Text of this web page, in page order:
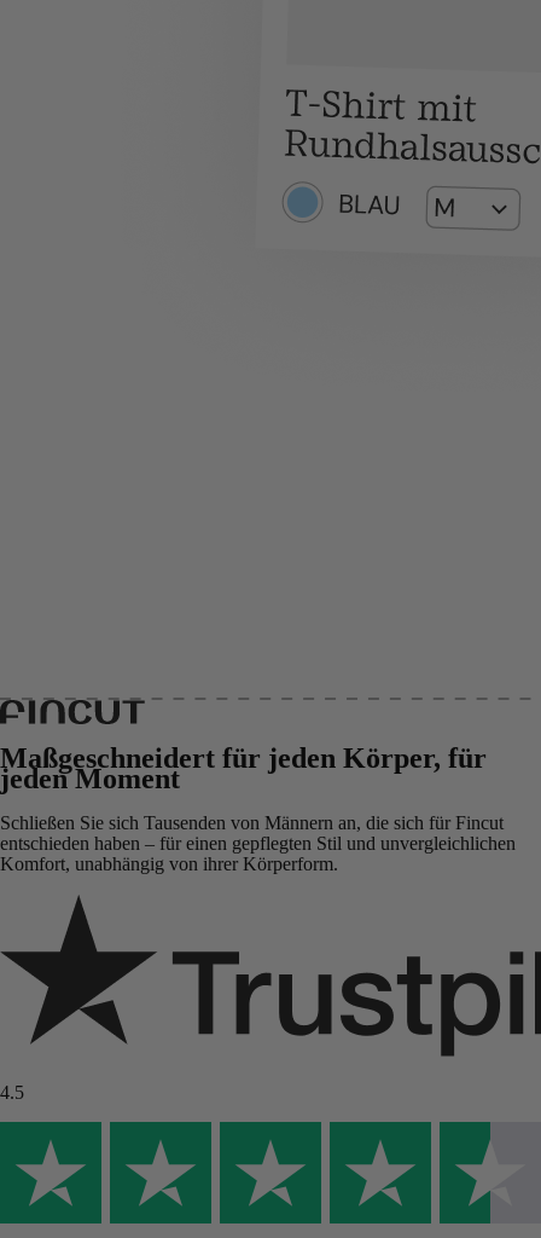
Maßgeschneidert für jeden Körper, für
jeden Moment
Schließen Sie sich Tausenden von Männern an, die sich für Fincut
entschieden haben – für einen gepflegten Stil und unvergleichlichen
Komfort, unabhängig von ihrer Körperform.
4.5